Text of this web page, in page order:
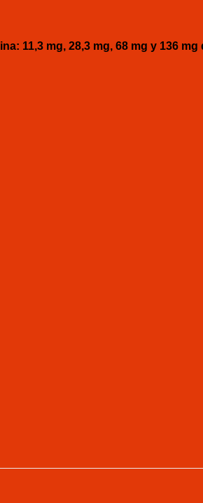
11,3 mg, 28,3 mg, 68 mg y 136 mg